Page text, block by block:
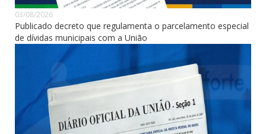
03/08/2026
Publicado decreto que regulamenta o parcelamento especial
de dívidas municipais com a União